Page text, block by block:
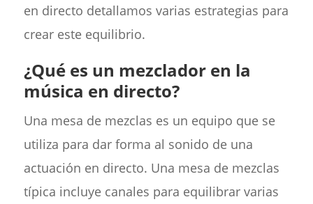
en directo detallamos varias estrategias para
crear este equilibrio.
¿Qué es un mezclador en la
música en directo?
Una mesa de mezclas es un equipo que se
utiliza para dar forma al sonido de una
actuación en directo. Una mesa de mezclas
típica incluye canales para equilibrar varias